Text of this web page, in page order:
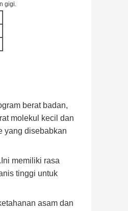
gigi.
berat badan,
molekul kecil dan
yang disebabkan
memiliki rasa
tinggi untuk
asam dan